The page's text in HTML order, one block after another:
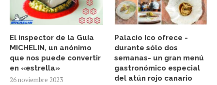
El inspector de la Guía
MICHELIN, un anónimo
que nos puede convertir
en «estrella»
26 noviembre 2023
Palacio Ico ofrece -
durante sólo dos
semanas- un gran menú
gastronómico especial
del atún rojo canario